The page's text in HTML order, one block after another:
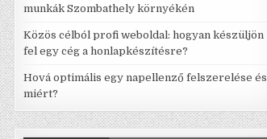
munkák Szombathely környékén
Közös célból profi weboldal: hogyan készüljön
fel egy cég a honlapkészítésre?
Hová optimális egy napellenző felszerelése és
miért?